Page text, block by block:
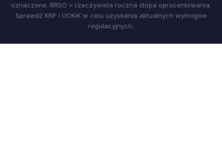
oznaczone. RRSO = rzeczywista roczna stopa oprocentowania.
Sprawdź KNF i UOKiK w celu uzyskania aktualnych wymogów
regulacyjnych.